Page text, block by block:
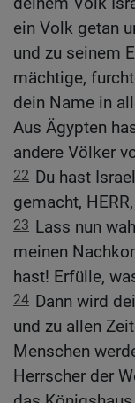
ein Volk getan
und zu seinem
mächtige,
dein Name in
Aus Ägypten
andere Völker
22 Du hast
gemacht,
23 Lass nun
meinen
hast! Erfülle,
24 Dann wird
und zu allen
Menschen
Herrscher der